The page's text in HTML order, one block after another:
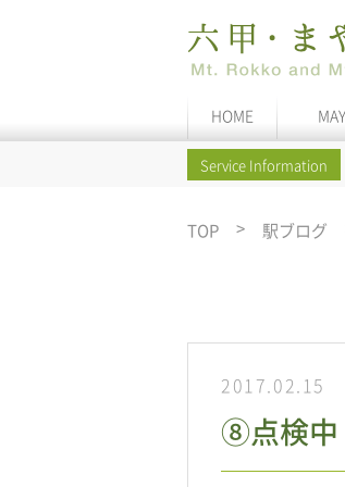
HOME
Service Information
TOP 駅ブログ
2017.02.15
⑧点検中